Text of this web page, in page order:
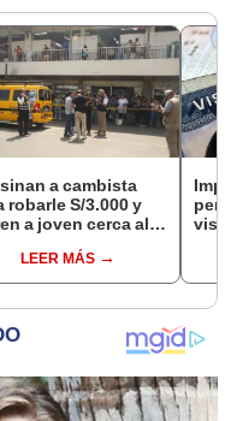
a cambista
robarle S/3.000 y
a joven cerca al
LEER MÁS